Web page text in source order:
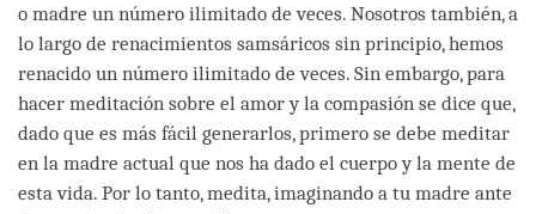
o madre un número ilimitado de veces. Nosotros también, a
lo largo de renacimientos samsáricos sin principio, hemos
renacido un número ilimitado de veces. Sin embargo, para
hacer meditación sobre el amor y la compasión se dice que,
dado que es más fácil generarlos, primero se debe meditar
en la madre actual que nos ha dado el cuerpo y la mente de
esta vida. Por lo tanto, medita, imaginando a tu madre ante